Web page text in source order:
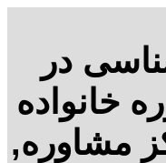
در
خانواده
مشاوره,